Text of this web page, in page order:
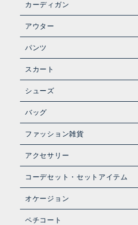
カーディガン
アウター
パンツ
スカート
シューズ
バッグ
ファッション雑貨
アクセサリー
コーデセット・セットアイテム
オケージョン
ペチコート